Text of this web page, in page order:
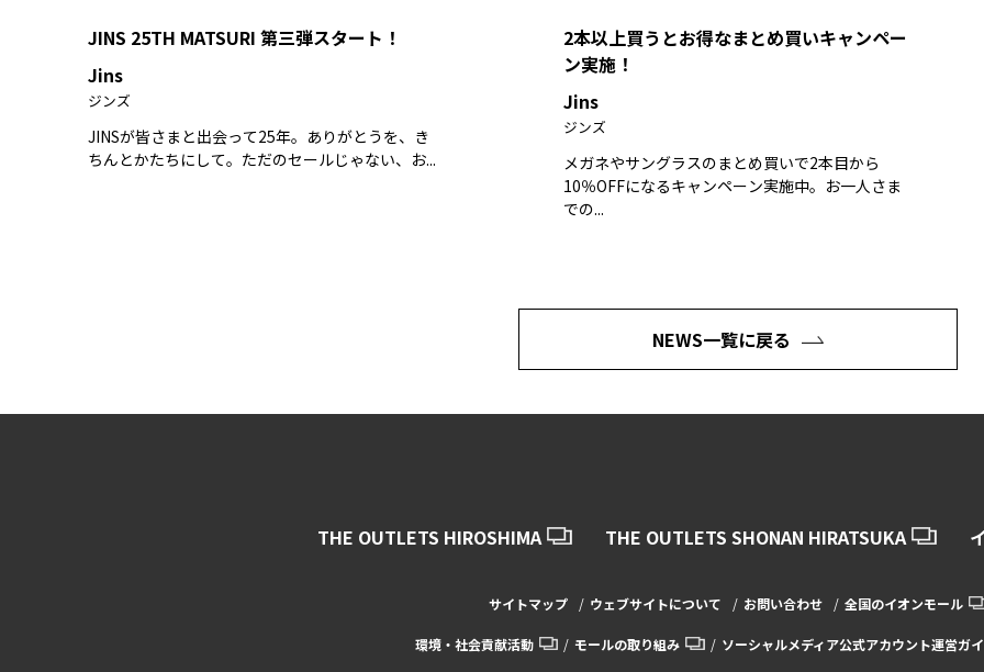
JINS 25TH MATSURI 第三弾スタート！
Jins
ジンズ
JINSが皆さまと出会って25年。ありがとうを、き
ちんとかたちにして。ただのセールじゃない、お...
2本以上買うとお得なまとめ買いキャンペー
ン実施！
Jins
ジンズ
メガネやサングラスのまとめ買いで2本目から
10％OFFになるキャンペーン実施中。お一人さま
での...
NEWS一覧に戻る
THE OUTLETS HIROSHIMA THE OUTLETS SHONAN HIRATSUKA
サイトマップ ウェブサイトについて お問い合わせ 全国のイオンモール
環境・社会貢献活動 モールの取り組み ソーシャルメディア公式アカウント運営ガ